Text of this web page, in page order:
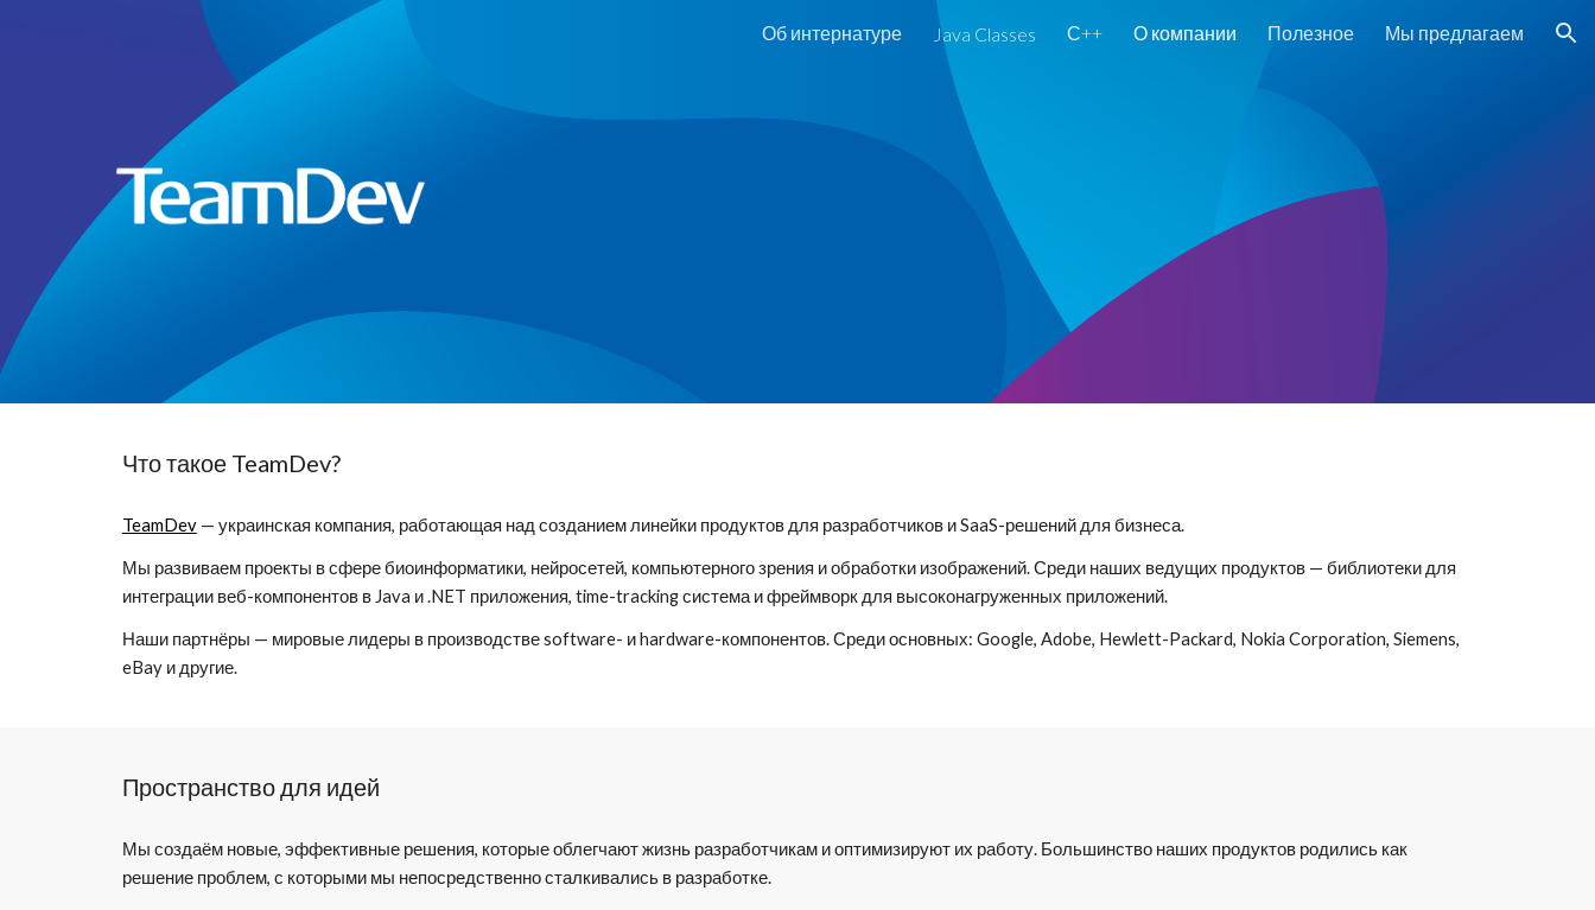
Skip to navigation
Об интернатуре Java Classes С++ О компании Полезное Мы предлагаем
Что такое TeamDev?
TeamDev — украинская компания, работающая над созданием линейки продуктов для разработчиков и SaaS-решений для бизнеса.
Мы развиваем проекты в сфере биоинформатики, нейросетей, компьютерного зрения и обработки изображений. Среди наших ведущих продуктов — библиотеки для
интеграции веб-компонентов в Java и .NET приложения, time-tracking система и фреймворк для высоконагруженных приложений.
Наши партнёры — мировые лидеры в производстве software- и hardware-компонентов. Среди основных: Google, Adobe, Hewlett-Packard, Nokia Corporation, Siemens,
eBay и другие.
Пространство для идей
Мы создаём новые, эффективные решения, которые облегчают жизнь разработчикам и оптимизируют их работу. Большинство наших продуктов родились как
решение проблем, с которыми мы непосредственно сталкивались в разработке.